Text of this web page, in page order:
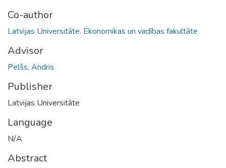
Co-author
Latvijas Universitāte. Ekonomikas un vadības fakultāte
Advisor
Pelšs, Andris
Publisher
Latvijas Universitāte
Language
N/A
Abstract